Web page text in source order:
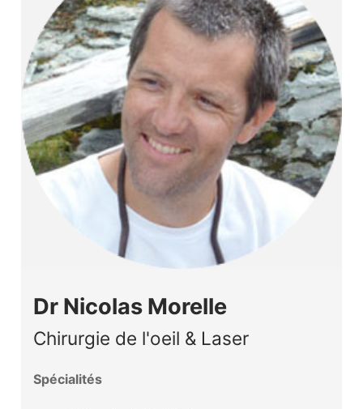
Dr Nicolas Morelle
Chirurgie de l'oeil & Laser
Spécialités